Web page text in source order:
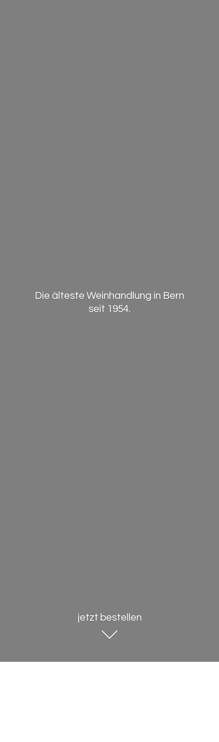
Die älteste Weinhandlung in Bern
seit 1954.
jetzt bestellen